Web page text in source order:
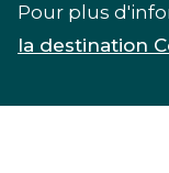
Pour plus
la destination